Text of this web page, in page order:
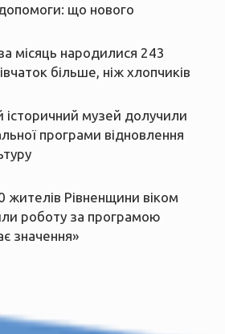
що нового
місяць народилися 243
більше, ніж хлопчиків
історичний музей долучили
програми відновлення
Рівненщини віком
роботу за програмою
значення»